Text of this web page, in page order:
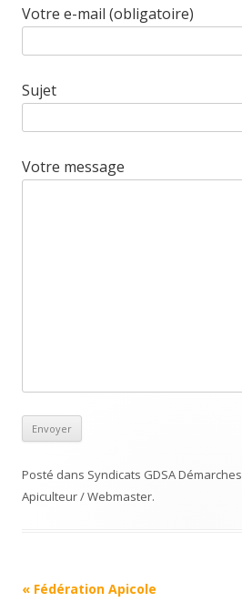
Votre e-mail (obligatoire)
Sujet
Votre message
Posté dans Syndicats GDSA Démarches
Apiculteur / Webmaster.
Navigation
« Fédération Apicole